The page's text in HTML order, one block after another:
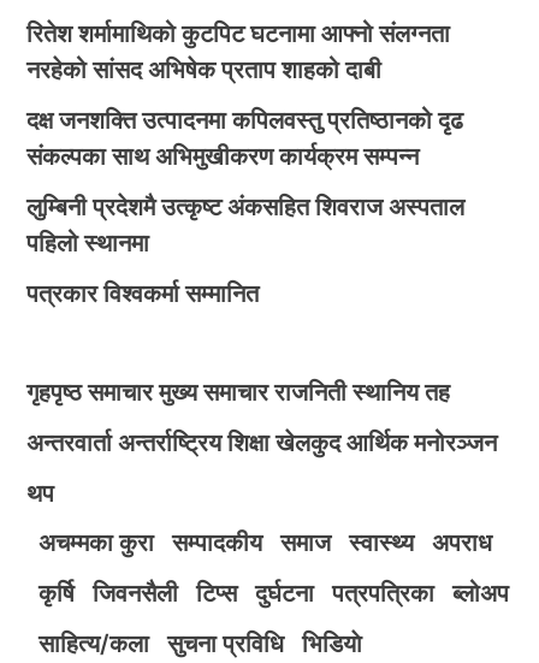
रितेश शर्मामाथिको कुटपिट घटनामा आफ्नो संलग्नता
नरहेको सांसद अभिषेक प्रताप शाहको दाबी
दक्ष जनशक्ति उत्पादनमा कपिलवस्तु प्रतिष्ठानको दृढ
संकल्पका साथ अभिमुखीकरण कार्यक्रम सम्पन्न
लुम्बिनी प्रदेशमै उत्कृष्ट अंकसहित शिवराज अस्पताल
पहिलो स्थानमा
पत्रकार विश्वकर्मा सम्मानित
गृहपृष्ठ समाचार मुख्य समाचार राजनिती स्थानिय तह
अन्तरवार्ता अन्तर्राष्ट्रिय शिक्षा खेलकुद आर्थिक मनोरञ्जन
थप
अचम्मका कुरा
सम्पादकीय समाज स्वास्थ्य
अपराध
कृर्षि
जिवनसैली टिप्स दुर्घटना पत्रपत्रिका
ब्लोअप
साहित्य/कला
सुचना प्रविधि भिडियाे